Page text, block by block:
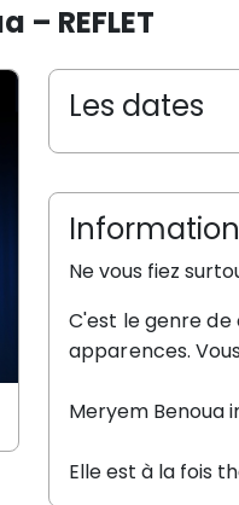
– REFLET
Les dates
Information
Ne vous fiez
C'est le genre
apparences.
Meryem Benoua
Elle est à la fois